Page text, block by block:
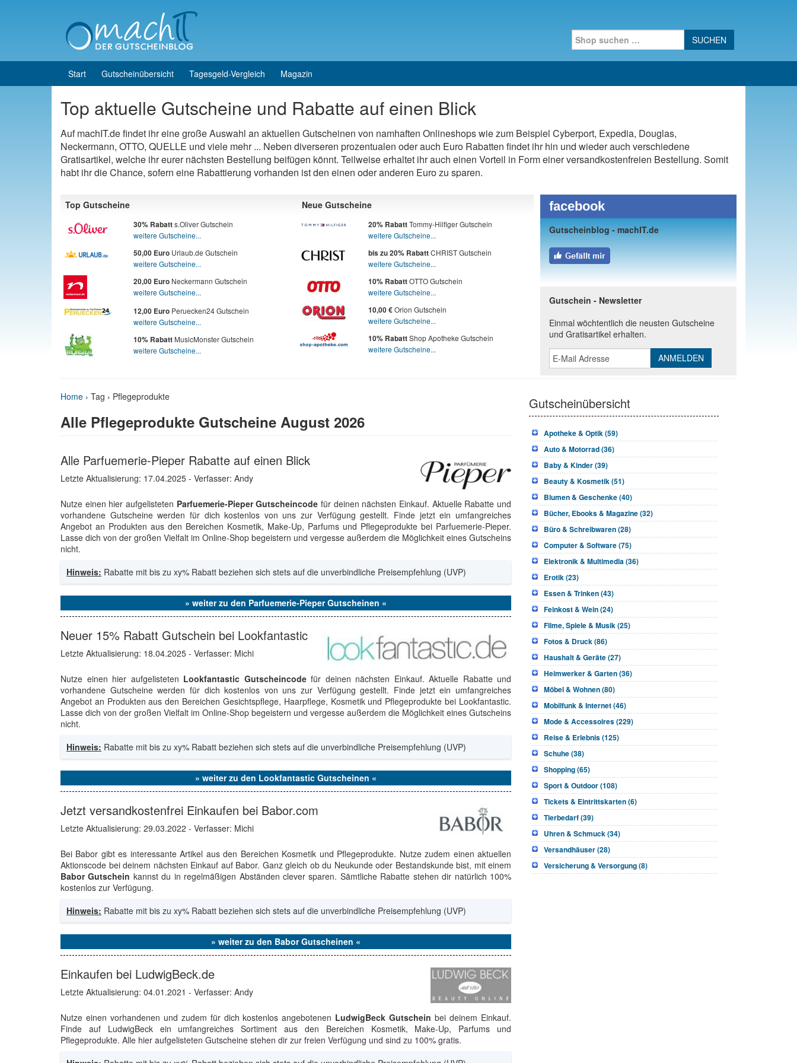
Search for:
Start Gutscheinübersicht Tagesgeld-Vergleich Magazin
Top aktuelle Gutscheine und Rabatte auf einen Blick
Auf machIT.de findet ihr eine große Auswahl an aktuellen Gutscheinen von namhaften Onlineshops wie zum Beispiel Cyberport, Expedia, Douglas,
Neckermann, OTTO, QUELLE und viele mehr ... Neben diverseren prozentualen oder auch Euro Rabatten findet ihr hin und wieder auch verschiedene
Gratisartikel, welche ihr eurer nächsten Bestellung beifügen könnt. Teilweise erhaltet ihr auch einen Vorteil in Form einer versandkostenfreien Bestellung. Somit
habt ihr die Chance, sofern eine Rabattierung vorhanden ist den einen oder anderen Euro zu sparen.
Top Gutscheine
30% Rabatts.Oliver Gutschein
weitere Gutscheine...
50,00 Euro Urlaub.de Gutschein
weitere Gutscheine...
20,00 Euro Neckermann Gutschein
weitere Gutscheine...
12,00 Euro Peruecken24 Gutschein
weitere Gutscheine...
10% Rabatt MusicMonster Gutschein
weitere Gutscheine...
Neue Gutscheine
20% RabattTommy-Hilfiger Gutschein
weitere Gutscheine...
bis zu 20% RabattCHRIST Gutschein
weitere Gutscheine...
10% RabattOTTO Gutschein
weitere Gutscheine...
10,00 €Orion Gutschein
weitere Gutscheine...
10% RabattShop Apotheke Gutschein
weitere Gutscheine...
facebook
Gutscheinblog - machIT.de
Gutschein - Newsletter
Einmal wöchtentlich die neusten Gutscheine
und Gratisartikel erhalten.
Home › Tag › Pflegeprodukte
Alle Pflegeprodukte Gutscheine August 2026
Alle Parfuemerie-Pieper Rabatte auf einen Blick
Letzte Aktualisierung: 17.04.2025 - Verfasser: Andy
Nutze einen hier aufgelisteten Parfuemerie-Pieper Gutscheincode für deinen nächsten Einkauf. Aktuelle Rabatte und
vorhandene Gutscheine werden für dich kostenlos von uns zur Verfügung gestellt. Finde jetzt ein umfangreiches
Angebot an Produkten aus den Bereichen Kosmetik, Make-Up, Parfums und Pflegeprodukte bei Parfuemerie-Pieper.
Lasse dich von der großen Vielfalt im Online-Shop begeistern und vergesse außerdem die Möglichkeit eines Gutscheins
nicht.
Hinweis: Rabatte mit bis zu xy% Rabatt beziehen sich stets auf die unverbindliche Preisempfehlung (UVP)
» weiter zu den Parfuemerie-Pieper Gutscheinen «
Neuer 15% Rabatt Gutschein bei Lookfantastic
Letzte Aktualisierung: 18.04.2025 - Verfasser: Michi
Nutze einen hier aufgelisteten Lookfantastic Gutscheincodefür deinen nächsten Einkauf. Aktuelle Rabatte und
vorhandene Gutscheine werden für dich kostenlos von uns zur Verfügung gestellt. Finde jetzt ein umfangreiches
Angebot an Produkten aus den Bereichen Gesichtspflege, Haarpflege, Kosmetik und Pflegeprodukte bei Lookfantastic.
Lasse dich von der großen Vielfalt im Online-Shop begeistern und vergesse außerdem die Möglichkeit eines Gutscheins
nicht.
Hinweis: Rabatte mit bis zu xy% Rabatt beziehen sich stets auf die unverbindliche Preisempfehlung (UVP)
» weiter zu den Lookfantastic Gutscheinen «
Jetzt versandkostenfrei Einkaufen bei Babor.com
Letzte Aktualisierung: 29.03.2022 - Verfasser: Michi
Bei Babor gibt es interessante Artikel aus den Bereichen Kosmetik und Pflegeprodukte. Nutze zudem einen aktuellen
Aktionscode bei deinem nächsten Einkauf auf Babor. Ganz gleich ob du Neukunde oder Bestandskunde bist, mit einem
Babor Gutschein kannst du in regelmäßigen Abständen clever sparen. Sämtliche Rabatte stehen dir natürlich 100%
kostenlos zur Verfügung.
Hinweis: Rabatte mit bis zu xy% Rabatt beziehen sich stets auf die unverbindliche Preisempfehlung (UVP)
» weiter zu den Babor Gutscheinen «
Einkaufen bei LudwigBeck.de
Letzte Aktualisierung: 04.01.2021 - Verfasser: Andy
Nutze einen vorhandenen und zudem für dich kostenlos angebotenen LudwigBeck Gutschein bei deinem Einkauf.
Finde auf LudwigBeck ein umfangreiches Sortiment aus den Bereichen Kosmetik, Make-Up, Parfums und
Pflegeprodukte. Alle hier aufgelisteten Gutscheine stehen dir zur freien Verfügung und sind zu 100% gratis.
Gutscheinübersicht
Apotheke & Optik (59)
Auto & Motorrad (36)
Baby & Kinder (39)
Beauty & Kosmetik (51)
Blumen & Geschenke (40)
Bücher, Ebooks & Magazine (32)
Büro & Schreibwaren (28)
Computer & Software (75)
Elektronik & Multimedia (36)
Erotik (23)
Essen & Trinken (43)
Feinkost & Wein (24)
Filme, Spiele & Musik (25)
Fotos & Druck (86)
Haushalt & Geräte (27)
Heimwerker & Garten (36)
Möbel & Wohnen (80)
Mobilfunk & Internet (46)
Mode & Accessoires (229)
Reise & Erlebnis (125)
Schuhe (38)
Shopping (65)
Sport & Outdoor (108)
Tickets & Eintrittskarten (6)
Tierbedarf (39)
Uhren & Schmuck (34)
Versandhäuser (28)
Versicherung & Versorgung (8)